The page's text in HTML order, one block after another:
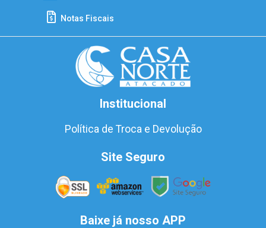
Notas Fiscais
Institucional
Política de Troca e Devolução
Site Seguro
Baixe já nosso APP